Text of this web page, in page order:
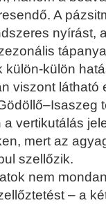
A
nyírást,
külön-külön
viszont látható
vertikutálás
mert az
szellőzik.
nem
– a